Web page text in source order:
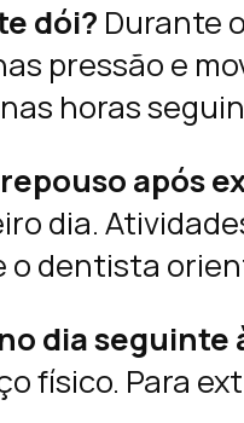
dói? Durante
pressão e
horas
após
dia.
o dentista
dia seguinte
físico. Para